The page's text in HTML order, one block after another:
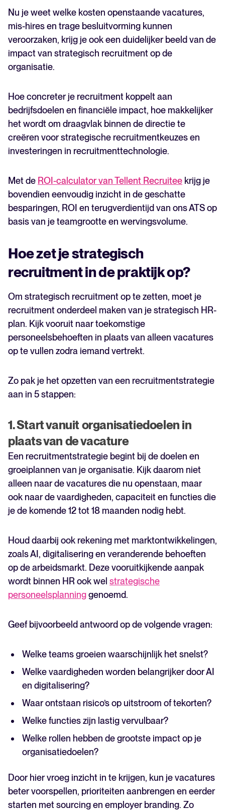
Nu je weet welke kosten openstaande vacatures,
mis-hires en trage besluitvorming kunnen
veroorzaken, krijg je ook een duidelijker beeld van de
impact van strategisch recruitment op de
organisatie.
Hoe concreter je recruitment koppelt aan
bedrijfsdoelen en financiële impact, hoe makkelijker
het wordt om draagvlak binnen de directie te
creëren voor strategische recruitmentkeuzes en
investeringen in recruitmenttechnologie.
Met de ROI-calculator van Tellent Recruitee krijg je
bovendien eenvoudig inzicht in de geschatte
besparingen, ROI en terugverdientijd van ons ATS op
basis van je teamgrootte en wervingsvolume.
Hoe zet je strategisch
recruitment in de praktijk op?
Om strategisch recruitment op te zetten, moet je
recruitment onderdeel maken van je strategisch HR-
plan. Kijk vooruit naar toekomstige
personeelsbehoeften in plaats van alleen vacatures
op te vullen zodra iemand vertrekt.
Zo pak je het opzetten van een recruitmentstrategie
aan in 5 stappen:
1. Start vanuit organisatiedoelen in
plaats van de vacature
Een recruitmentstrategie begint bij de doelen en
groeiplannen van je organisatie. Kijk daarom niet
alleen naar de vacatures die nu openstaan, maar
ook naar de vaardigheden, capaciteit en functies die
je de komende 12 tot 18 maanden nodig hebt.
Houd daarbij ook rekening met marktontwikkelingen,
zoals AI, digitalisering en veranderende behoeften
op de arbeidsmarkt. Deze vooruitkijkende aanpak
wordt binnen HR ook wel strategische
personeelsplanninggenoemd.
Geef bijvoorbeeld antwoord op de volgende vragen:
Welke teams groeien waarschijnlijk het snelst?
Welke vaardigheden worden belangrijker door AI
en digitalisering?
Waar ontstaan risico’s op uitstroom of tekorten?
Welke functies zijn lastig vervulbaar?
Welke rollen hebben de grootste impact op je
organisatiedoelen?
Door hier vroeg inzicht in te krijgen, kun je vacatures
beter voorspellen, prioriteiten aanbrengen en eerder
starten met sourcing en employer branding. Zo